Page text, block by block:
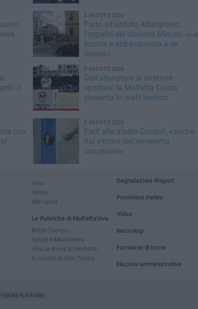
5 AGOSTO 2026
Furto all'istituto Alberghiero,
l'appello del docente Minuto: «La
scuola è abbandonata a se
stessa»
il
5 AGOSTO 2026
Dall'allenatore al direttore
sportivo: la Molfetta Calcio
presenta lo staff tecnico
con
5 AGOSTO 2026
Furti allo stadio Cozzoli, «anche
noi vittime dell’ennesima
incursione»
Vela
Tennis
Altri sport
Le Rubriche di MolfettaViva
Bordo Campo
Salute e Movimento
Viva la storia di Molfetta!
In ricordo di Don Tonino
Segnalazioni iReport
Previsioni meteo
Video
Necrologi
Farmacie di turno
Elezioni amministrative
NEWS PLATFORM